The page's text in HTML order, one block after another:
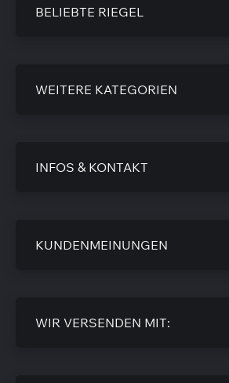
BELIEBTE RIEGEL
WEITERE KATEGORIEN
INFOS & KONTAKT
KUNDENMEINUNGEN
WIR VERSENDEN MIT: